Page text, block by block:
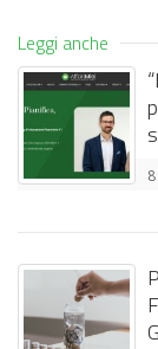
Leggi anche